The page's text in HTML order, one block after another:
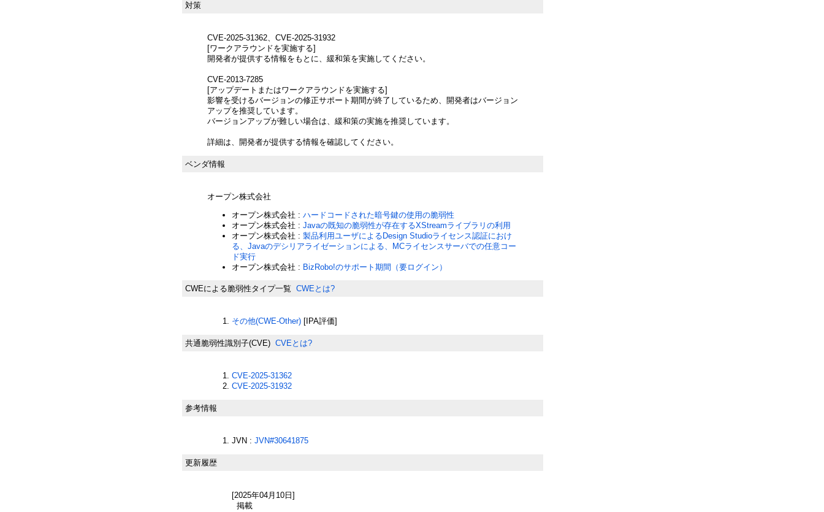
対策
CVE-2025-31362、CVE-2025-31932
[ワークアラウンドを実施する]
開発者が提供する情報をもとに、緩和策を実施してください。
CVE-2013-7285
[アップデートまたはワークアラウンドを実施する]
影響を受けるバージョンの修正サポート期間が終了しているため、開発者はバージョン
アップを推奨しています。
バージョンアップが難しい場合は、緩和策の実施を推奨しています。
詳細は、開発者が提供する情報を確認してください。
ベンダ情報
オープン株式会社
オープン株式会社 : ハードコードされた暗号鍵の使用の脆弱性
オープン株式会社 : Javaの既知の脆弱性が存在するXStreamライブラリの利用
オープン株式会社 : 製品利用ユーザによるDesign Studioライセンス認証におけ
る、Javaのデシリアライゼーションによる、MCライセンスサーバでの任意コー
ド実行
オープン株式会社 : BizRobo!のサポート期間（要ログイン）
CWEによる脆弱性タイプ一覧 CWEとは?
その他(CWE-Other) [IPA評価]
共通脆弱性識別子(CVE) CVEとは?
CVE-2025-31362
CVE-2025-31932
参考情報
JVN : JVN#30641875
更新履歴
[2025年04月10日]
掲載